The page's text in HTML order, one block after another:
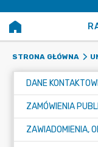
STRONA GŁÓWNA